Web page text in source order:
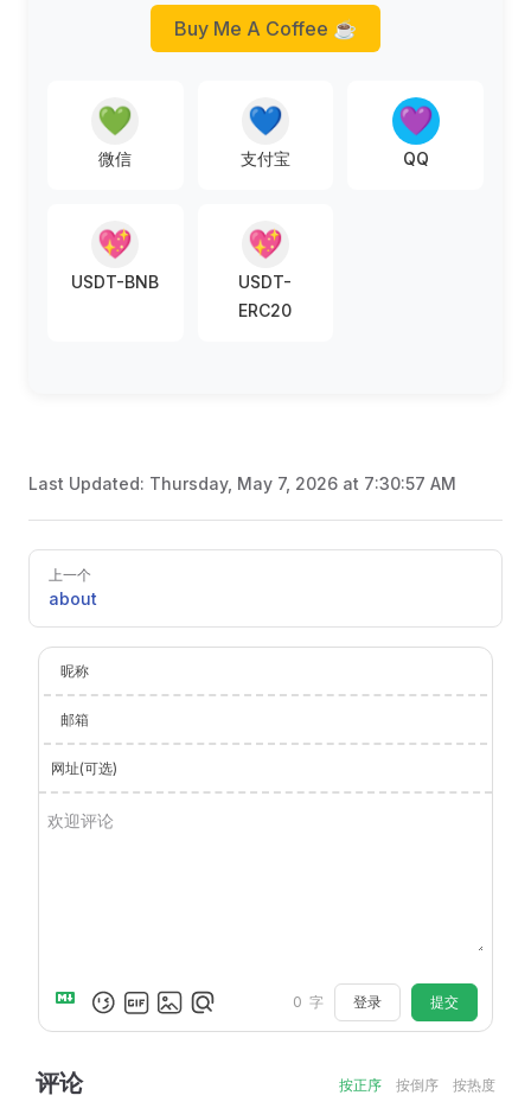
Buy Me A Coffee ☕
💚
微信
💙
支付宝
💜
QQ
💖
USDT-BNB
💖
USDT-
ERC20
Last Updated: Thursday, May 7, 2026 at 7:30:57 AM
Pager
上一个
about
昵称
邮箱
网址(可选)
0 字 登录 提交
评论 按正序 按倒序 按热度